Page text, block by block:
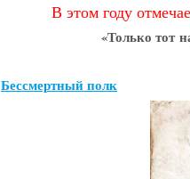
В этом году
«Только тот
Бессмертный полк